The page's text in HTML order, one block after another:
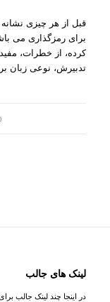
قبل از هر چیزی
برای رمزگذاری می
کرده، از خطرات،
تدبیرش، نوعی زبان
0
لینک های جالب
در اینجا چند لینک جالب